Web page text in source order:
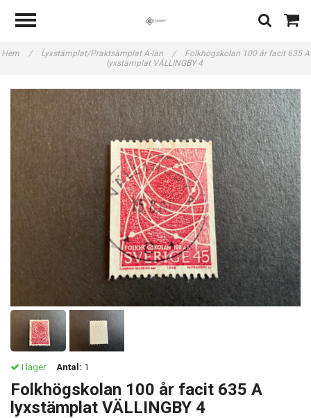
Hem / Lyxstämplat/Praktsämplat A-län /
Folkhögskolan 100 år facit 635 A
lyxstämplat VÄLLINGBY 4
I lager. Antal: 1
Folkhögskolan 100 år facit 635 A
lyxstämplat VÄLLINGBY 4